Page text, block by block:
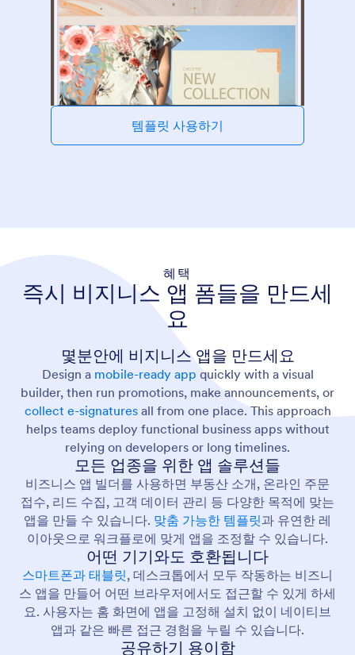
템플릿 사용하기
혜택
즉시 비지니스 앱 폼들을 만드세
요
몇분안에 비지니스 앱을 만드세요
Design a mobile-ready app quickly with a visual
builder, then run promotions, make announcements, or
collect e-signaturesall from one place. This approach
helps teams deploy functional business apps without
relying on developers or long timelines.
모든 업종을 위한 앱 솔루션들
비즈니스 앱 빌더를 사용하면 부동산 소개, 온라인 주문
접수, 리드 수집, 고객 데이터 관리 등 다양한 목적에 맞는
앱을 만들 수 있습니다. 맞춤 가능한 템플릿과 유연한 레
이아웃으로 워크플로에 맞게 앱을 조정할 수 있습니다.
어떤 기기와도 호환됩니다
스마트폰과 태블릿, 데스크톱에서 모두 작동하는 비즈니
스 앱을 만들어 어떤 브라우저에서도 접근할 수 있게 하세
요. 사용자는 홈 화면에 앱을 고정해 설치 없이 네이티브
앱과 같은 빠른 접근 경험을 누릴 수 있습니다.
공유하기 용이함